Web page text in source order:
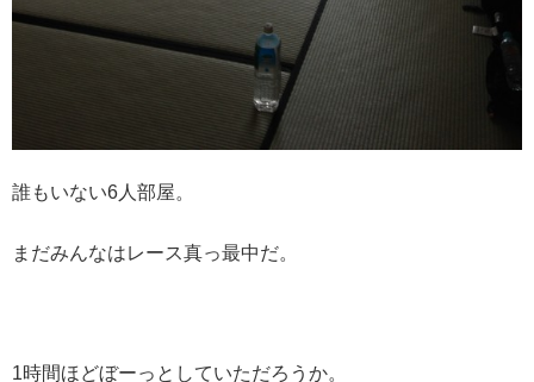
誰もいない6人部屋。
まだみんなはレース真っ最中だ。
1時間ほどぼーっとしていただろうか。